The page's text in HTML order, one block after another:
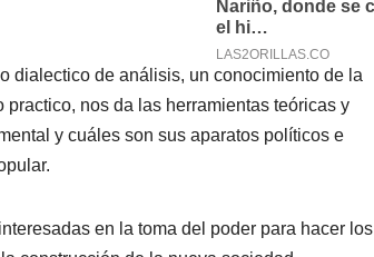
dialectico de análisis, un conocimiento de la
nos da las herramientas teóricas y
y cuáles son sus aparatos políticos e
en la toma del poder para hacer los